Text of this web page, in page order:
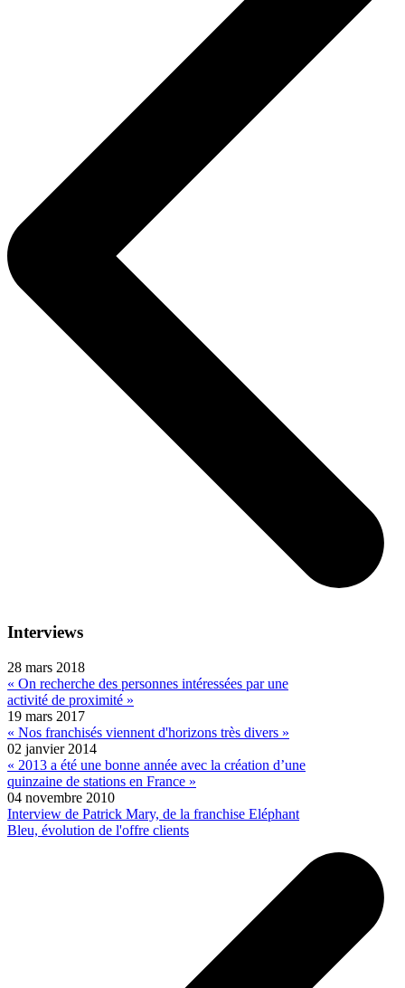
Interviews
28 mars 2018
« On recherche des personnes intéressées par une
activité de proximité »
19 mars 2017
« Nos franchisés viennent d'horizons très divers »
02 janvier 2014
« 2013 a été une bonne année avec la création d’une
quinzaine de stations en France »
04 novembre 2010
Interview de Patrick Mary, de la franchise Eléphant
Bleu, évolution de l'offre clients